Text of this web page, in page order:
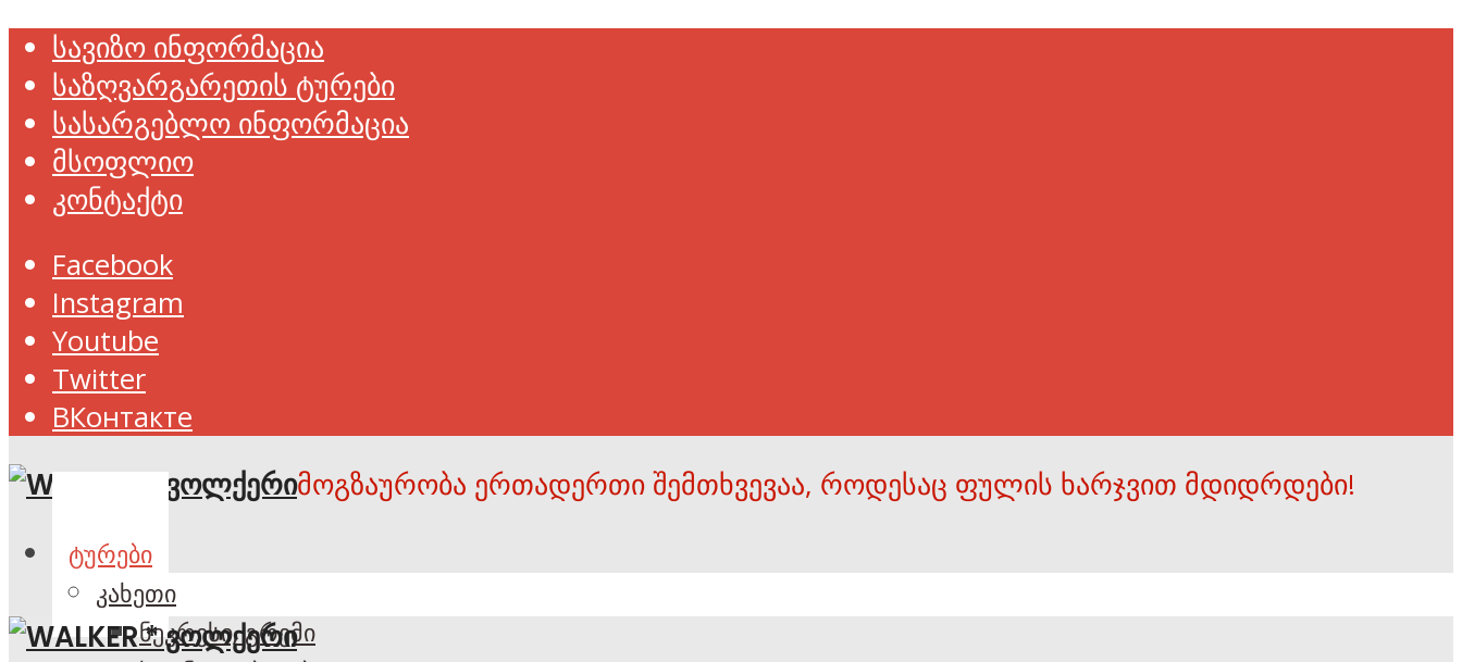
სავიზო ინფორმაცია
საზღვარგარეთის ტურები
სასარგებლო ინფორმაცია
მსოფლიო
კონტაქტი
Facebook
Instagram
Youtube
Twitter
ВКонтакте
მოგზაურობა ერთადერთი შემთხვევაა, როდესაც ფულის ხარჯვით მდიდრდები!
ტურები
კახეთი
ნეკრესი, გრემი